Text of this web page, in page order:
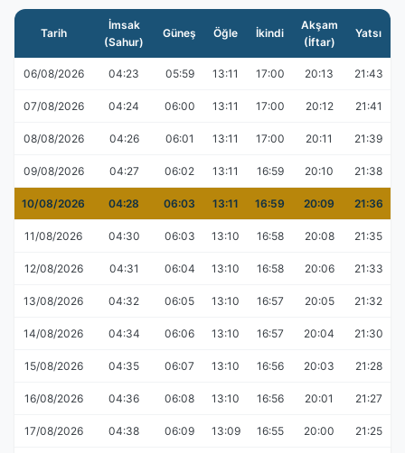
Tarih
İmsak
(Sahur)
Güneş Öğle İkindi
Akşam
(İftar)
Yatsı
06/08/2026 04:23 05:59 13:11 17:00 20:13 21:43
07/08/2026 04:24 06:00 13:11 17:00 20:12 21:41
08/08/2026 04:26 06:01 13:11 17:00 20:11 21:39
09/08/2026 04:27 06:02 13:11 16:59 20:10 21:38
10/08/2026 04:28 06:03 13:11 16:59 20:09 21:36
11/08/2026 04:30 06:03 13:10 16:58 20:08 21:35
12/08/2026 04:31 06:04 13:10 16:58 20:06 21:33
13/08/2026 04:32 06:05 13:10 16:57 20:05 21:32
14/08/2026 04:34 06:06 13:10 16:57 20:04 21:30
15/08/2026 04:35 06:07 13:10 16:56 20:03 21:28
16/08/2026 04:36 06:08 13:10 16:56 20:01 21:27
17/08/2026 04:38 06:09 13:09 16:55 20:00 21:25